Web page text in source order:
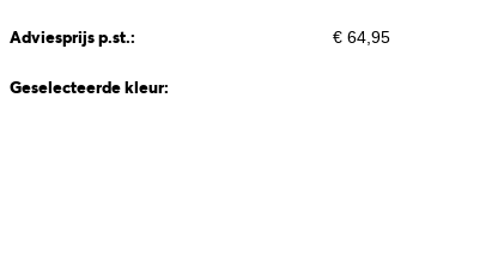
Adviesprijs p.st.: € 64,95
Geselecteerde kleur: